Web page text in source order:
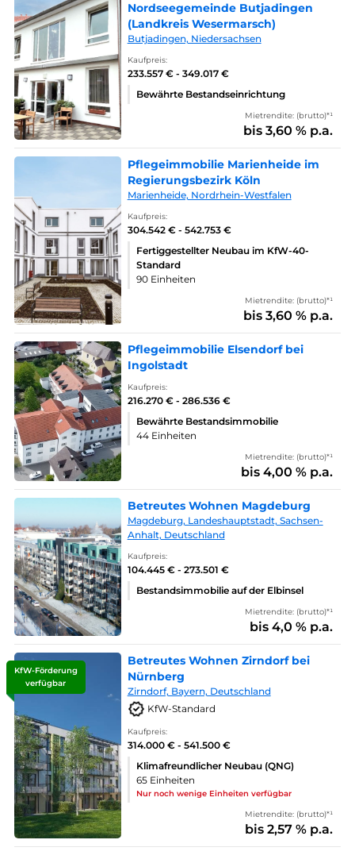
Nordseegemeinde Butjadingen
(Landkreis Wesermarsch)
Butjadingen, Niedersachsen
Kaufpreis:
233.557 € - 349.017 €
Bewährte Bestandseinrichtung
Mietrendite: (brutto)*¹
bis 3,60 % p.a.
Pflegeimmobilie Marienheide im
Regierungsbezirk Köln
Marienheide, Nordrhein-Westfalen
Kaufpreis:
304.542 € - 542.753 €
Fertiggestellter Neubau im KfW-40-
Standard
90 Einheiten
Mietrendite: (brutto)*¹
bis 3,60 % p.a.
Pflegeimmobilie Elsendorf bei
Ingolstadt
Kaufpreis:
216.270 € - 286.536 €
Bewährte Bestandsimmobilie
44 Einheiten
Mietrendite: (brutto)*¹
bis 4,00 % p.a.
Betreutes Wohnen Magdeburg
Magdeburg, Landeshauptstadt, Sachsen-
Anhalt, Deutschland
Kaufpreis:
104.445 € - 273.501 €
Bestandsimmobilie auf der Elbinsel
Mietrendite: (brutto)*¹
bis 4,0 % p.a.
KfW-Förderung
verfügbar
Betreutes Wohnen Zirndorf bei
Nürnberg
Zirndorf, Bayern, Deutschland
KfW-Standard
Kaufpreis:
314.000 € - 541.500 €
Klimafreundlicher Neubau (QNG)
65 Einheiten
Nur noch wenige Einheiten verfügbar
Mietrendite: (brutto)*¹
bis 2,57 % p.a.